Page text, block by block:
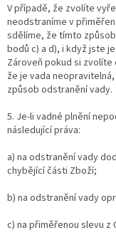
V případě, že zvolíte
neodstraníme v
sdělíme, že tímto
bodů c) a d), i když jste
Zároveň pokud si
že je vada
způsob odstranění vady.
5. Je-li vadné plnění
následující práva:
a) na odstranění vady
chybějící části Zboží;
b) na odstranění vady
c) na přiměřenou slevu z